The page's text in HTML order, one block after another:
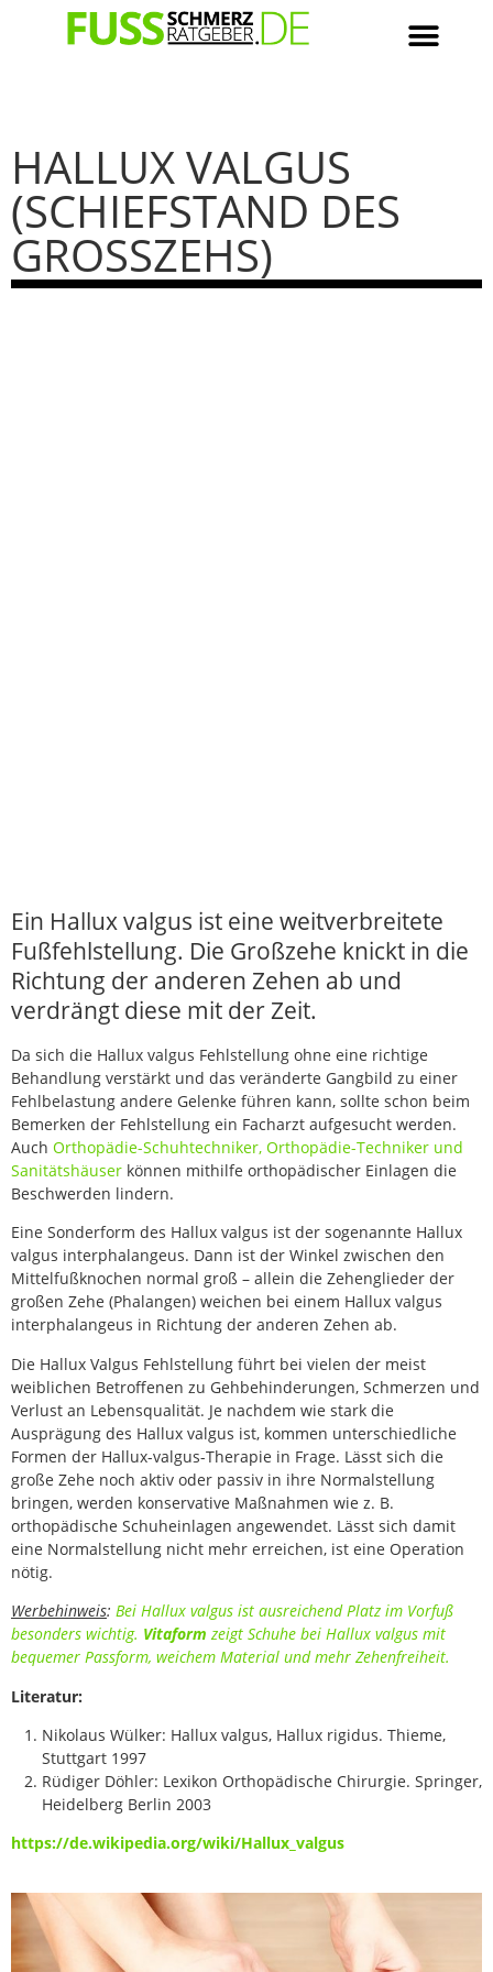
HALLUX VALGUS
(SCHIEFSTAND DES
GROSSZEHS)
Ein Hallux valgus ist eine weitverbreitete
Fußfehlstellung. Die Großzehe knickt in die
Richtung der anderen Zehen ab und
verdrängt diese mit der Zeit.
Da sich die Hallux valgus Fehlstellung ohne eine richtige
Behandlung verstärkt und das veränderte Gangbild zu einer
Fehlbelastung andere Gelenke führen kann, sollte schon beim
Bemerken der Fehlstellung ein Facharzt aufgesucht werden.
Auch Orthopädie-Schuhtechniker, Orthopädie-Techniker und
Sanitätshäuser können mithilfe orthopädischer Einlagen die
Beschwerden lindern.
Eine Sonderform des Hallux valgus ist der sogenannte Hallux
valgus interphalangeus. Dann ist der Winkel zwischen den
Mittelfußknochen normal groß – allein die Zehenglieder der
großen Zehe (Phalangen) weichen bei einem Hallux valgus
interphalangeus in Richtung der anderen Zehen ab.
Die Hallux Valgus Fehlstellung führt bei vielen der meist
weiblichen Betroffenen zu Gehbehinderungen, Schmerzen und
Verlust an Lebensqualität. Je nachdem wie stark die
Ausprägung des Hallux valgus ist, kommen unterschiedliche
Formen der Hallux-valgus-Therapie in Frage. Lässt sich die
große Zehe noch aktiv oder passiv in ihre Normalstellung
bringen, werden konservative Maßnahmen wie z. B.
orthopädische Schuheinlagen angewendet. Lässt sich damit
eine Normalstellung nicht mehr erreichen, ist eine Operation
nötig.
Werbehinweis: Bei Hallux valgus ist ausreichend Platz im Vorfuß
besonders wichtig. Vitaform zeigt Schuhe bei Hallux valgus mit
bequemer Passform, weichem Material und mehr Zehenfreiheit.
Literatur:
Nikolaus Wülker: Hallux valgus, Hallux rigidus. Thieme,
Stuttgart 1997
Rüdiger Döhler: Lexikon Orthopädische Chirurgie. Springer,
Heidelberg Berlin 2003
https://de.wikipedia.org/wiki/Hallux_valgus